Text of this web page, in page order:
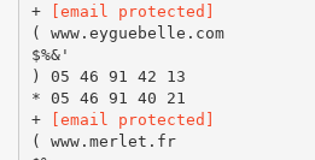
+
[email protected]
( www.eyguebelle.com
$%&'
) 05 46 91 42 13
* 05 46 91 40 21
+
[email protected]
( www.merlet.fr